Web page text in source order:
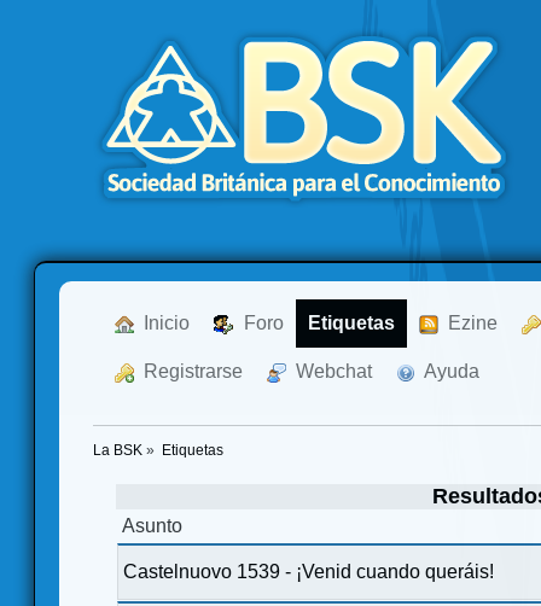
Inicio Foro Etiquetas Ezine
Registrarse Webchat Ayuda
La BSK » Etiquetas
Asunto
Castelnuovo 1539 - ¡Venid cuando queráis!